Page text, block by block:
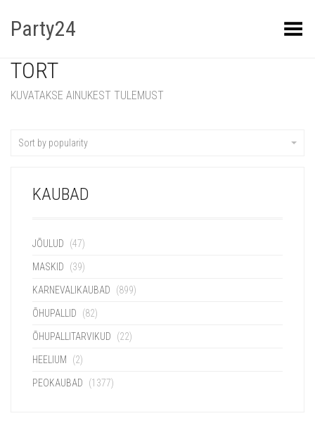
Party24 Kuva menüü
TORT
KUVATAKSE AINUKEST TULEMUST
Sort by popularity
KAUBAD
JÕULUD (47)
MASKID (39)
KARNEVALIKAUBAD (899)
ÕHUPALLID (82)
ÕHUPALLITARVIKUD (22)
HEELIUM (2)
PEOKAUBAD (1377)